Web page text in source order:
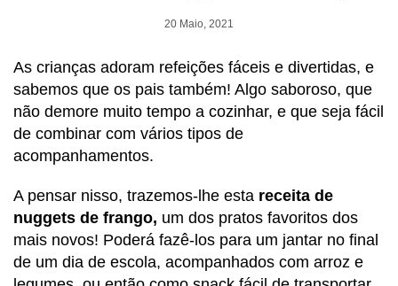
20 Maio, 2021
As crianças adoram refeições fáceis e divertidas, e
sabemos que os pais também! Algo saboroso, que
não demore muito tempo a cozinhar, e que seja fácil
de combinar com vários tipos de
acompanhamentos.
A pensar nisso, trazemos-lhe esta receita de
nuggets de frango, um dos pratos favoritos dos
mais novos! Poderá fazê-los para um jantar no final
de um dia de escola, acompanhados com arroz e